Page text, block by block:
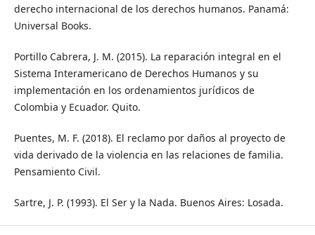
derecho internacional de los derechos humanos. Panamá:
Universal Books.
Portillo Cabrera, J. M. (2015). La reparación integral en el
Sistema Interamericano de Derechos Humanos y su
implementación en los ordenamientos jurídicos de
Colombia y Ecuador. Quito.
Puentes, M. F. (2018). El reclamo por daños al proyecto de
vida derivado de la violencia en las relaciones de familia.
Pensamiento Civil.
Sartre, J. P. (1993). El Ser y la Nada. Buenos Aires: Losada.